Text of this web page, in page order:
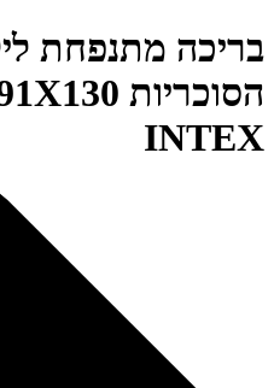
בריכה מתנפחת
INTEX